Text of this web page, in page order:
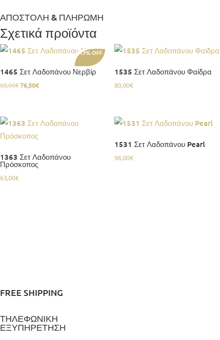
ΑΠΟΣΤΟΛΗ & ΠΛΗΡΩΜΗ
Σχετικά προϊόντα
-13% OFF
1465 Σετ Λαδοπάνου Νερβίρ
88,00€Original
88,00€.
76,50€Η
είναι:
1535 Σετ Λαδοπάνου Φαίδρα
80,00€
1363 Σετ Λαδοπάνου
Πρόσκοπος
63,00€
1531 Σετ Λαδοπάνου Pearl
96,00€
FREE SHIPPING
ΤΗΛΕΦΩΝΙΚΗ
ΕΞΥΠΗΡΕΤΗΣΗ